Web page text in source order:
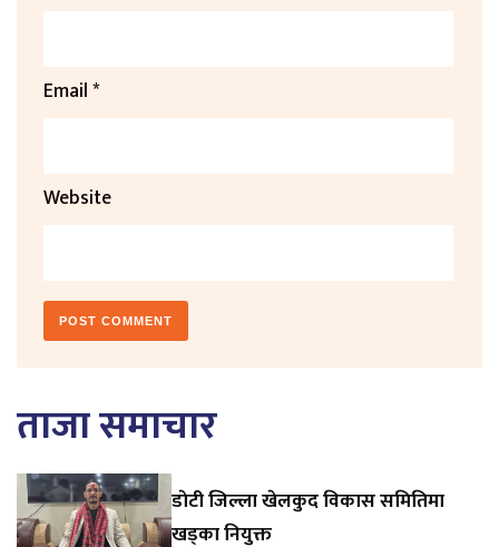
Email*
Website
ताजा समाचार
डाेटी जिल्ला खेलकुद विकास समितिमा
खड्का नियुक्त